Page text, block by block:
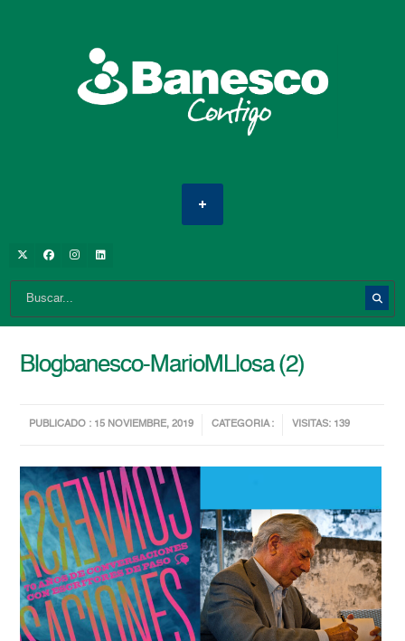
Blogbanesco-MarioMLlosa (2)
PUBLICADO : 15 NOVIEMBRE, 2019 CATEGORIA : VISITAS: 139